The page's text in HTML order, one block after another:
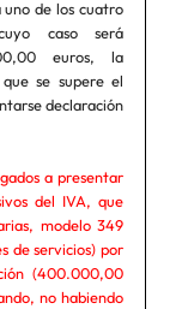
de los cuatro
caso será
euros, la
se supere el
declaración
a presentar
del IVA, que
modelo 349
de servicios) por
(400.000,00
no habiendo